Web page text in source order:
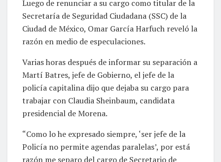
Luego de renunciar a su cargo como titular de la
Secretaría de Seguridad Ciudadana (SSC) de la
Ciudad de México, Omar García Harfuch reveló la
razón en medio de especulaciones.
Varias horas después de informar su separación a
Martí Batres, jefe de Gobierno, el jefe de la
policía capitalina dijo que dejaba su cargo para
trabajar con Claudia Sheinbaum, candidata
presidencial de Morena.
“Como lo he expresado siempre, ‘ser jefe de la
Policía no permite agendas paralelas’, por está
razón me separo del cargo de Secretario de